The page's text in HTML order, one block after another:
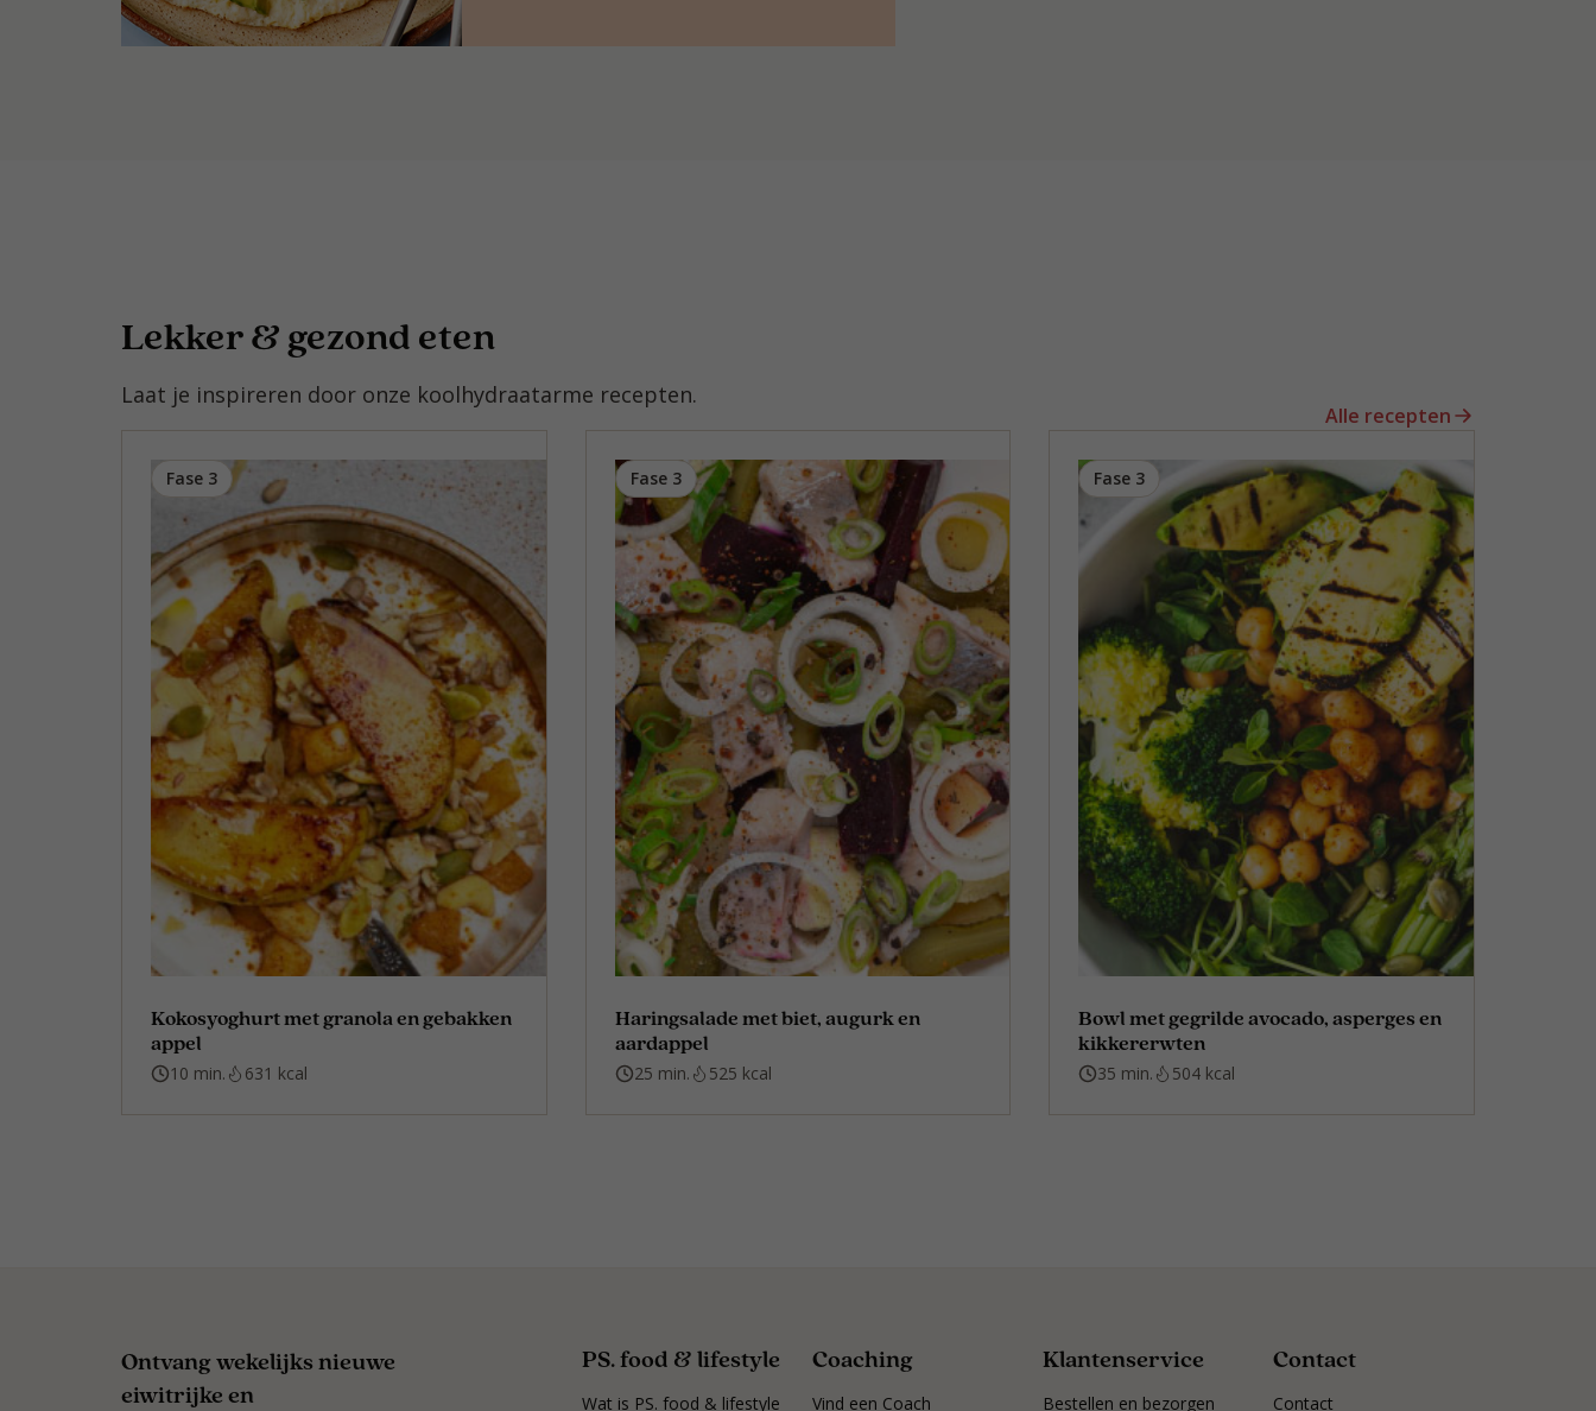
Lekker & gezond eten
Laat je inspireren door onze koolhydraatarme recepten.
Alle recepten
Fase 3
Kokosyoghurt met granola en gebakken
appel
10 min. 631 kcal
Fase 3
Haringsalade met biet, augurk en
aardappel
25 min. 525 kcal
Fase 3
Bowl met gegrilde avocado, asperges en
kikkererwten
35 min. 504 kcal
Ontvang wekelijks nieuwe
eiwitrijke en
PS. food & lifestyle
Wat is PS. food & lifestyle
Coaching
Vind een Coach
Klantenservice
Bestellen en bezorgen
Contact
Contact